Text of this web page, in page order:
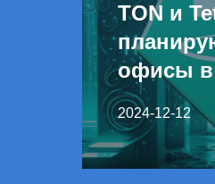
TON и
офисы в
2024-12-12